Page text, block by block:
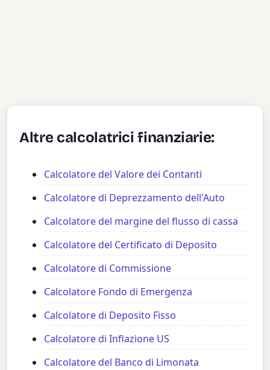
Altre calcolatrici finanziarie:
Calcolatore del Valore dei Contanti
Calcolatore di Deprezzamento dell'Auto
Calcolatore del margine del flusso di cassa
Calcolatore del Certificato di Deposito
Calcolatore di Commissione
Calcolatore Fondo di Emergenza
Calcolatore di Deposito Fisso
Calcolatore di Inflazione US
Calcolatore del Banco di Limonata